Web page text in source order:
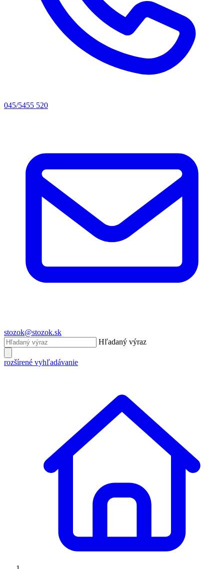
045/5455 520
stozok@stozok.sk
Hľadaný výraz
rozšírené vyhľadávanie